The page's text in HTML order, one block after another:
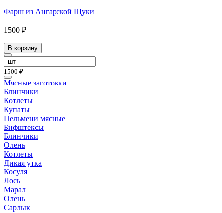
Фарш из Ангарской Щуки
1500 ₽
В корзину
1500 ₽
Мясные заготовки
Блинчики
Котлеты
Купаты
Пельмени мясные
Бифштексы
Блинчики
Олень
Котлеты
Дикая утка
Косуля
Лось
Марал
Олень
Сарлык